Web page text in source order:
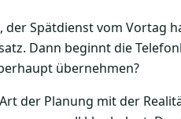
Spätdienst vom Vortag
Dann beginnt die
übernehmen?
der Planung mit der